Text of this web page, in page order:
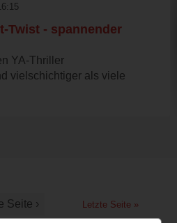
Twist - spannender
YA-Thriller
vielschichtiger als viele
Seite › Letzte Seite »